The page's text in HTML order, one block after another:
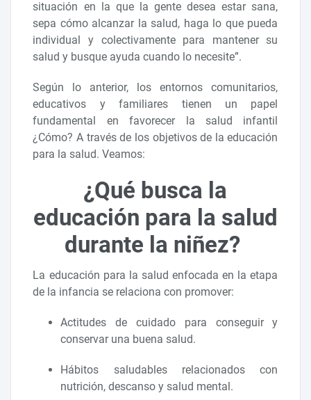
situación en la que la gente desea estar sana,
sepa cómo alcanzar la salud, haga lo que pueda
individual y colectivamente para mantener su
salud y busque ayuda cuando lo necesite”.
Según lo anterior, los entornos comunitarios,
educativos y familiares tienen un papel
fundamental en favorecer la salud infantil
¿Cómo? A través de los objetivos de la educación
para la salud. Veamos:
¿Qué busca la
educación para la salud
durante la niñez?
La educación para la salud enfocada en la etapa
de la infancia se relaciona con promover:
Actitudes de cuidado para conseguir y
conservar una buena salud.
Hábitos saludables relacionados con
nutrición, descanso y salud mental.